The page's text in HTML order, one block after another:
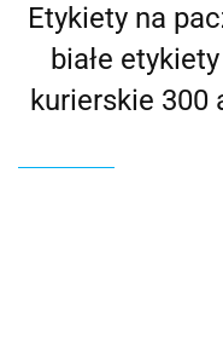
Etykiety na
białe
kurierskie 300